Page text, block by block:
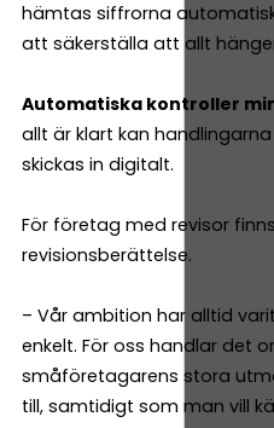
hämtas siffrorna
att säkerställa att allt
Automatiska kontroller
allt är klart kan
skickas in digitalt.
För företag med revisor
revisionsberättelse.
– Vår ambition har alltid
enkelt. För oss handlar det
småföretagarens stora
till, samtidigt som man vill